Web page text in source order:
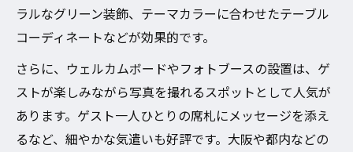
ラルなグリーン装飾、テーマカラーに合わせたテーブル
コーディネートなどが効果的です。
さらに、ウェルカムボードやフォトブースの設置は、ゲ
ストが楽しみながら写真を撮れるスポットとして人気が
あります。ゲスト一人ひとりの席札にメッセージを添え
るなど、細やかな気遣いも好評です。大阪や都内などの